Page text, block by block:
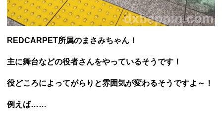
REDCARPET所属のまさみちゃん！
主に舞台などの役者さんをやっているそうです！
役どころによってがらりと雰囲気が変わるそうですよ～！
例えば……